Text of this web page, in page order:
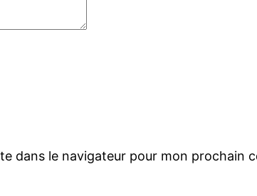
dans le navigateur pour mon prochain